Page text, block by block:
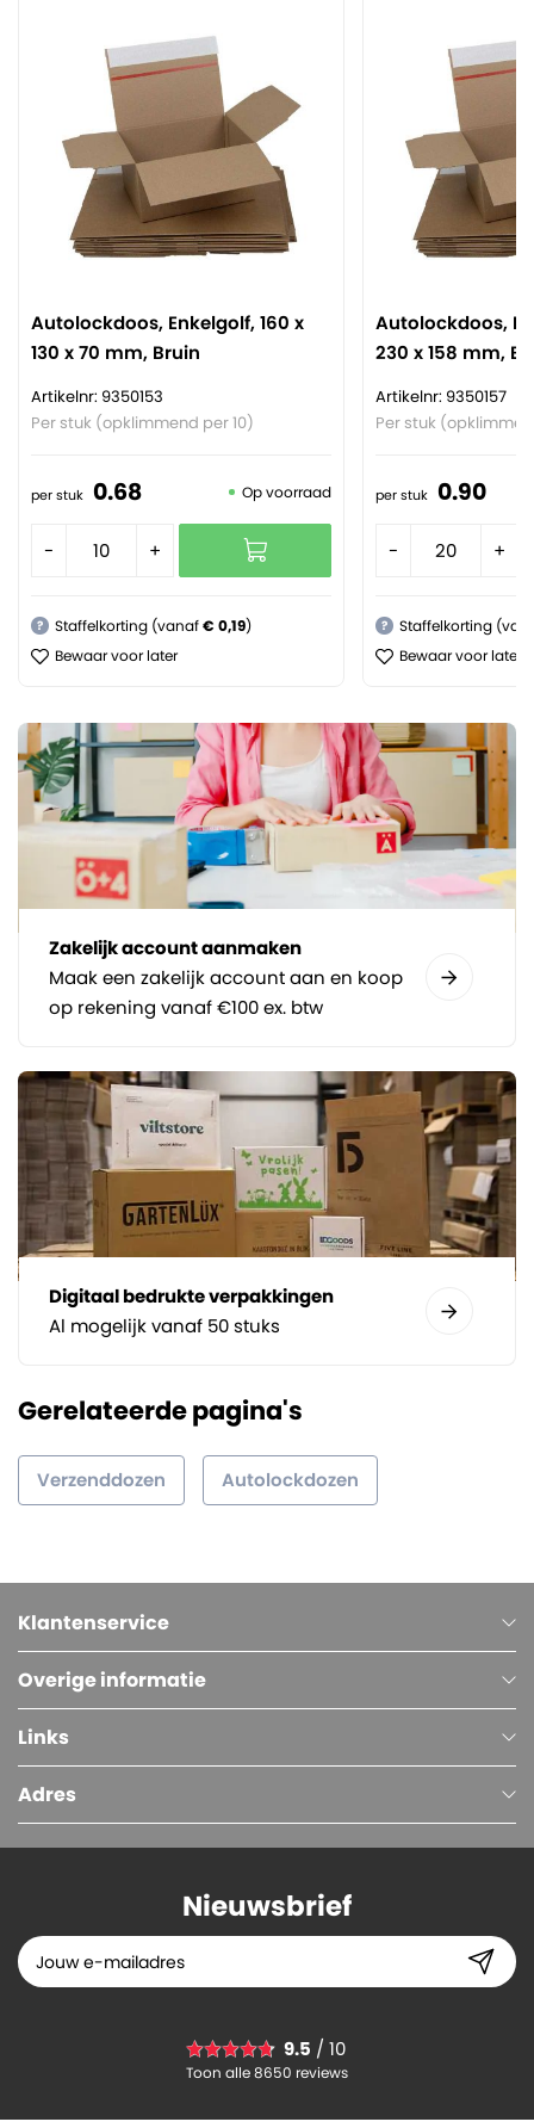
Autolockdoos, Enkelgolf, 160 x
130 x 70 mm, Bruin
Artikelnr: 9350153
Per stuk (opklimmend per 10)
per stuk 0.68 Op voorraad
- +
? Staffelkorting (vanaf€ 0,19)
Bewaar voor later
Autolockdoos,
230 x 158 mm,
Artikelnr: 9350157
Per stuk
per stuk 0.90
- +
?
Staffelkorting
Bewaar voor later
Zakelijk account aanmaken
Maak een zakelijk account aan en koop
op rekening vanaf €100 ex. btw
Digitaal bedrukte verpakkingen
Al mogelijk vanaf 50 stuks
Gerelateerde pagina's
Verzenddozen Autolockdozen
Klantenservice
Overige informatie
Links
Adres
Nieuwsbrief
9.5 / 10
Toon alle 8650 reviews